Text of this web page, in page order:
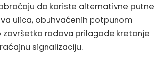
da koriste alternativne putne
ulica, obuhvaćenih potpunom
radova prilagode kretanje
signalizaciju.